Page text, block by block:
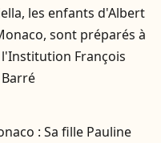
les enfants d'Albert
sont préparés à
François
: Sa fille Pauline